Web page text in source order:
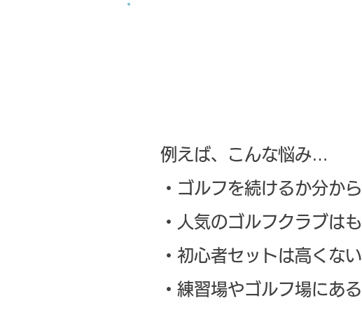
例えば、こんな悩み…
・ゴルフを続けるか分か
・人気のゴルフクラブは
・初心者セットは高くな
・練習場やゴルフ場にあ